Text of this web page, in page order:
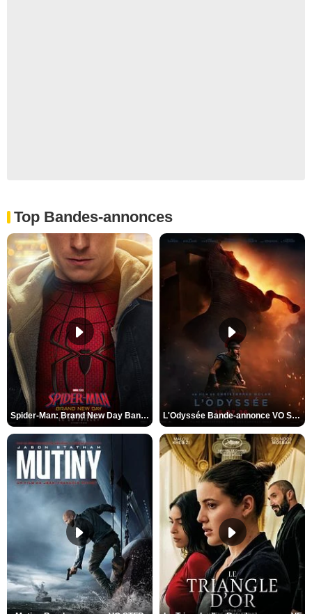
Top Bandes-annonces
Spider-Man: Brand New Day Bande-annonce VO STFR L'Odyssée Bande-annonce VO STFR